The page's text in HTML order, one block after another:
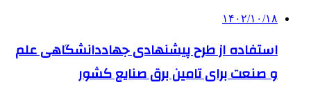
۱۴۰۲/۱۰/۱۸
استفاده از طرح پیشنهادی جهاددانشگاهی علم
و صنعت برای تامین برق صنایع کشور